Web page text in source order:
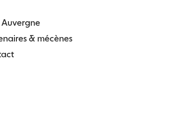
Auvergne
& mécènes